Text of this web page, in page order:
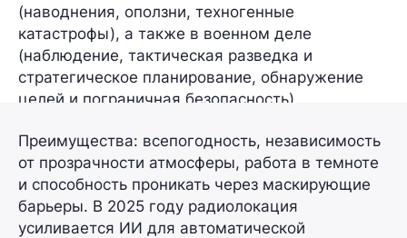
(наводнения, оползни, техногенные
катастрофы), а также в военном деле
(наблюдение, тактическая разведка и
стратегическое планирование, обнаружение
целей и пограничная безопасность).
Преимущества: всепогодность, независимость
от прозрачности атмосферы, работа в темноте
и способность проникать через маскирующие
барьеры. В 2025 году радиолокация
усиливается ИИ для автоматической